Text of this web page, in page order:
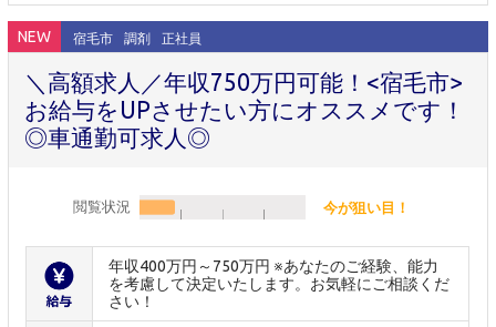
NEW 宿毛市 調剤 正社員
＼高額求人／年収750万円可能！<宿毛市>
お給与をUPさせたい方にオススメです！
◎車通勤可求人◎
閲覧状況 今が狙い目！
年収400万円～750万円 ※あなたのご経験、能力
を考慮して決定いたします。お気軽にご相談くだ
さい！